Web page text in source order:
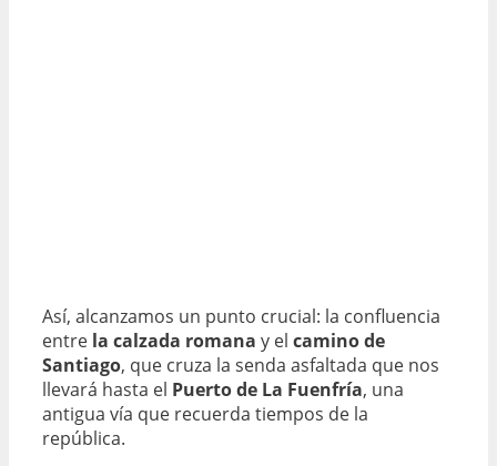
Así, alcanzamos un punto crucial: la confluencia
entre la calzada romana y el camino de
Santiago, que cruza la senda asfaltada que nos
llevará hasta el Puerto de La Fuenfría, una
antigua vía que recuerda tiempos de la
república.